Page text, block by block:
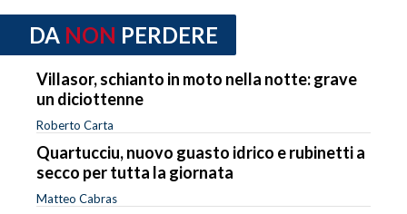
DA NON PERDERE
Villasor, schianto in moto nella notte: grave
un diciottenne
Roberto Carta
Quartucciu, nuovo guasto idrico e rubinetti a
secco per tutta la giornata
Matteo Cabras